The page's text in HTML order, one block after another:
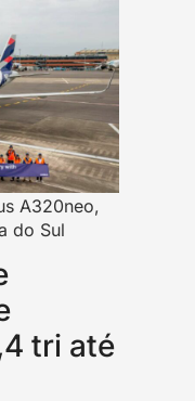
A320neo,
do Sul
tri até